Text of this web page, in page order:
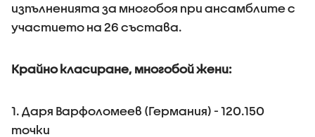
изпълненията за многобоя при ансамблите с
участието на 26 състава.
Крайно класиране, многобой жени:
1. Даря Варфоломеев (Германия) - 120.150
точки